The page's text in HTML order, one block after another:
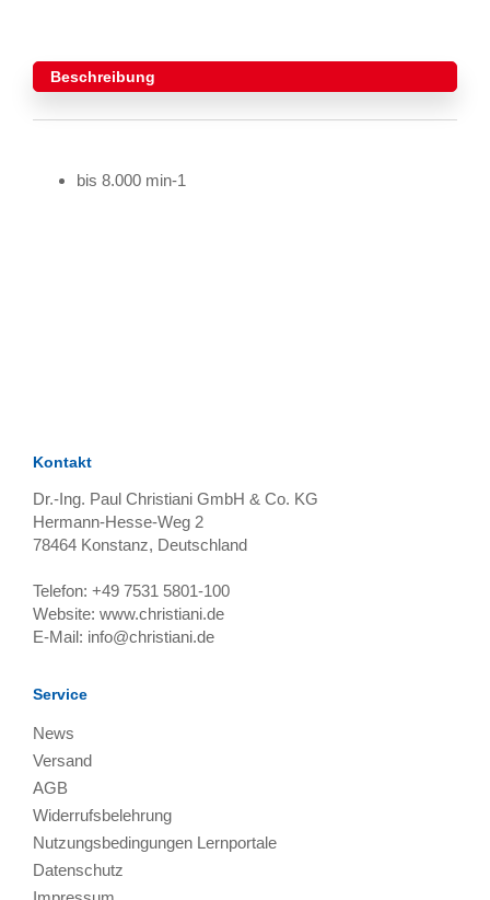
Beschreibung
bis 8.000 min-1
Kontakt
Dr.-Ing. Paul Christiani GmbH & Co. KG
Hermann-Hesse-Weg 2
78464 Konstanz, Deutschland
Telefon: +49 7531 5801-100
Website: www.christiani.de
E-Mail: info@christiani.de
Service
News
Versand
AGB
Widerrufsbelehrung
Nutzungsbedingungen Lernportale
Datenschutz